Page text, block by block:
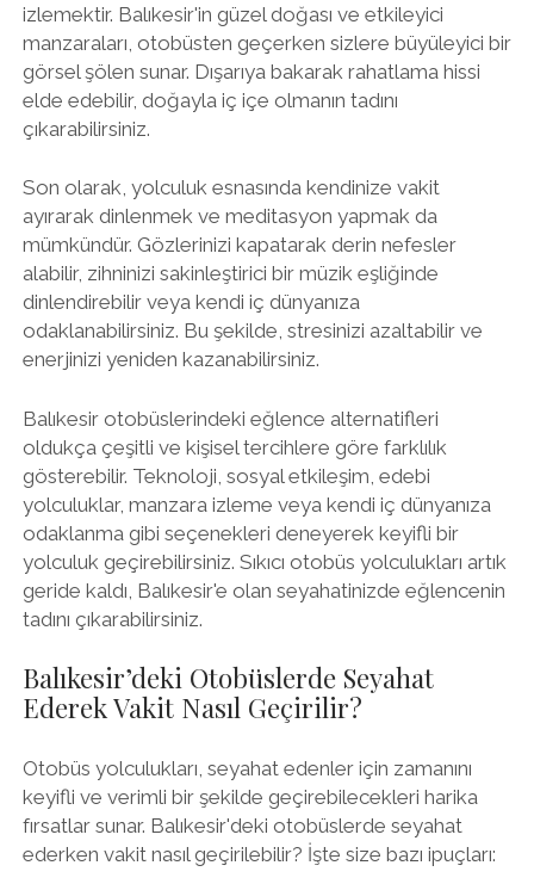
izlemektir. Balıkesir'in güzel doğası ve etkileyici
manzaraları, otobüsten geçerken sizlere büyüleyici bir
görsel şölen sunar. Dışarıya bakarak rahatlama hissi
elde edebilir, doğayla iç içe olmanın tadını
çıkarabilirsiniz.
Son olarak, yolculuk esnasında kendinize vakit
ayırarak dinlenmek ve meditasyon yapmak da
mümkündür. Gözlerinizi kapatarak derin nefesler
alabilir, zihninizi sakinleştirici bir müzik eşliğinde
dinlendirebilir veya kendi iç dünyanıza
odaklanabilirsiniz. Bu şekilde, stresinizi azaltabilir ve
enerjinizi yeniden kazanabilirsiniz.
Balıkesir otobüslerindeki eğlence alternatifleri
oldukça çeşitli ve kişisel tercihlere göre farklılık
gösterebilir. Teknoloji, sosyal etkileşim, edebi
yolculuklar, manzara izleme veya kendi iç dünyanıza
odaklanma gibi seçenekleri deneyerek keyifli bir
yolculuk geçirebilirsiniz. Sıkıcı otobüs yolculukları artık
geride kaldı, Balıkesir'e olan seyahatinizde eğlencenin
tadını çıkarabilirsiniz.
Balıkesir’deki Otobüslerde Seyahat
Ederek Vakit Nasıl Geçirilir?
Otobüs yolculukları, seyahat edenler için zamanını
keyifli ve verimli bir şekilde geçirebilecekleri harika
fırsatlar sunar. Balıkesir'deki otobüslerde seyahat
ederken vakit nasıl geçirilebilir? İşte size bazı ipuçları: